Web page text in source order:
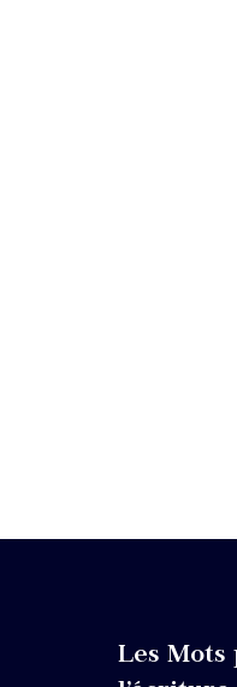
Les Mots